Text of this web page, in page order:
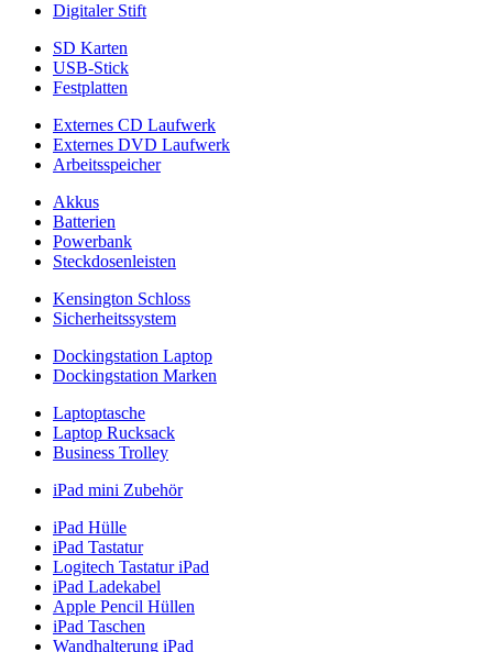
Digitaler Stift
SD Karten
USB-Stick
Festplatten
Externes CD Laufwerk
Externes DVD Laufwerk
Arbeitsspeicher
Akkus
Batterien
Powerbank
Steckdosenleisten
Kensington Schloss
Sicherheitssystem
Dockingstation Laptop
Dockingstation Marken
Laptoptasche
Laptop Rucksack
Business Trolley
iPad mini Zubehör
iPad Hülle
iPad Tastatur
Logitech Tastatur iPad
iPad Ladekabel
Apple Pencil Hüllen
iPad Taschen
Wandhalterung iPad